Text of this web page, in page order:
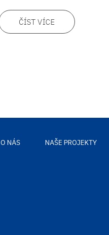
ČÍST VÍCE
O NÁS NAŠE PROJEKTY